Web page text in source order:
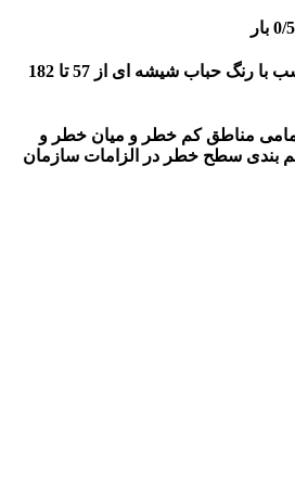
دمای عملکرد: متناسب با رنگ حباب شیشه ای از 57 تا 182
تمامی مناطق کم خطر و میان خطر و
بندی سطح خطر در الزامات سازمان